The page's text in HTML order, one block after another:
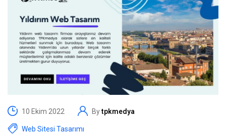
10 Ekim 2022 Bytpkmedya
Web Sitesi Tasarımı